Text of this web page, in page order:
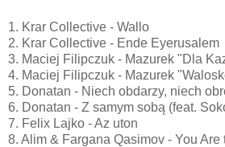
1. Krar Collective - Wallo
2. Krar Collective - Ende Eyerusalem
3. Maciej Filipczuk - Mazurek "Dla
4. Maciej Filipczuk - Mazurek
5. Donatan - Niech obdarzy, niech
6. Donatan - Z samym sobą (feat.
7. Felix Lajko - Az uton
8. Alim & Fargana Qasimov - You